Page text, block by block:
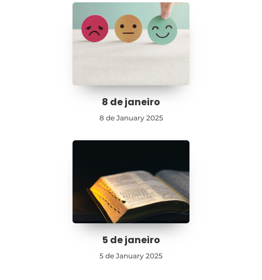
8 de janeiro
8 de January 2025
5 de janeiro
5 de January 2025